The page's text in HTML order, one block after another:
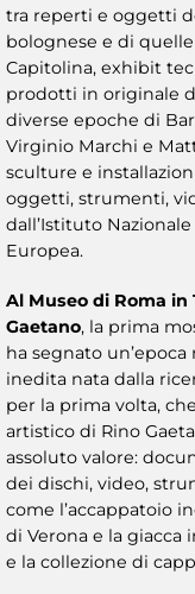
tra reperti e oggetti
bolognese e di
Capitolina, exhibit
prodotti in originale
diverse epoche di
Virginio Marchi e
sculture e
oggetti, strumenti,
dall’Istituto
Europea.
Al Museo di Roma in
Gaetano, la prima
ha segnato un’epoca
inedita nata dalla
per la prima volta,
artistico di Rino
assoluto valore:
dei dischi, video,
come l’accappatoio
di Verona e la giacca
e la collezione di